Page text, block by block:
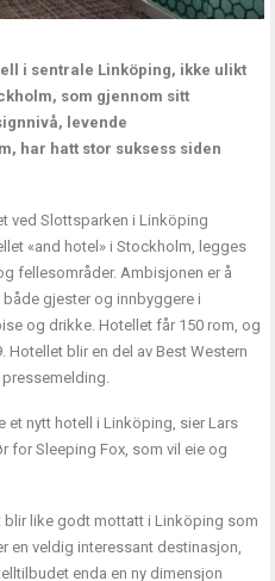
i sentrale Linköping, ikke ulikt
som gjennom sitt
levende
har hatt stor suksess siden
ved Slottsparken i Linköping
«and hotel» i Stockholm, legges
fellesområder. Ambisjonen er å
gjester og innbyggere i
og drikke. Hotellet får 150 rom, og
Hotellet blir en del av Best Western
pressemelding.
et nytt hotell i Linköping, sier Lars
for Sleeping Fox, som vil eie og
like godt mottatt i Linköping som
en veldig interessant destinasjon,
enda en ny dimensjon